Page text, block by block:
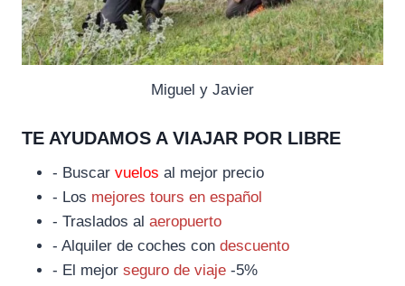
Miguel y Javier
TE AYUDAMOS A VIAJAR POR LIBRE
- Buscar vuelos al mejor precio
- Los mejores tours en español
- Traslados al aeropuerto
- Alquiler de coches con descuento
- El mejor seguro de viaje -5%